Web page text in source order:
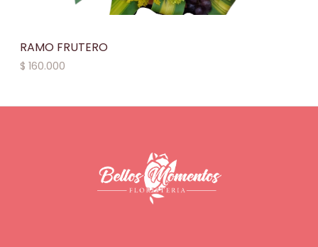
RAMO FRUTERO
$ 160.000